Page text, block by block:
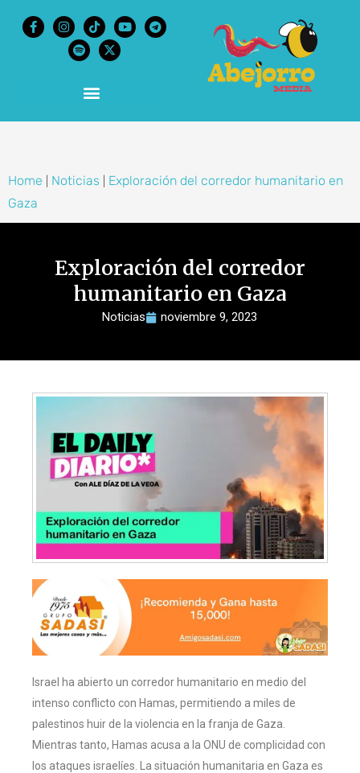
Home Noticias
Exploración del corredor humanitario en
Gaza
Exploración del corredor
humanitario en Gaza
Noticias noviembre 9, 2023
Israel ha abierto un corredor humanitario en medio del
intenso conflicto con Hamas, permitiendo a miles de
palestinos huir de la violencia en la franja de Gaza.
Mientras tanto, Hamas acusa a la ONU de complicidad con
los ataques israelíes. La situación humanitaria en Gaza es